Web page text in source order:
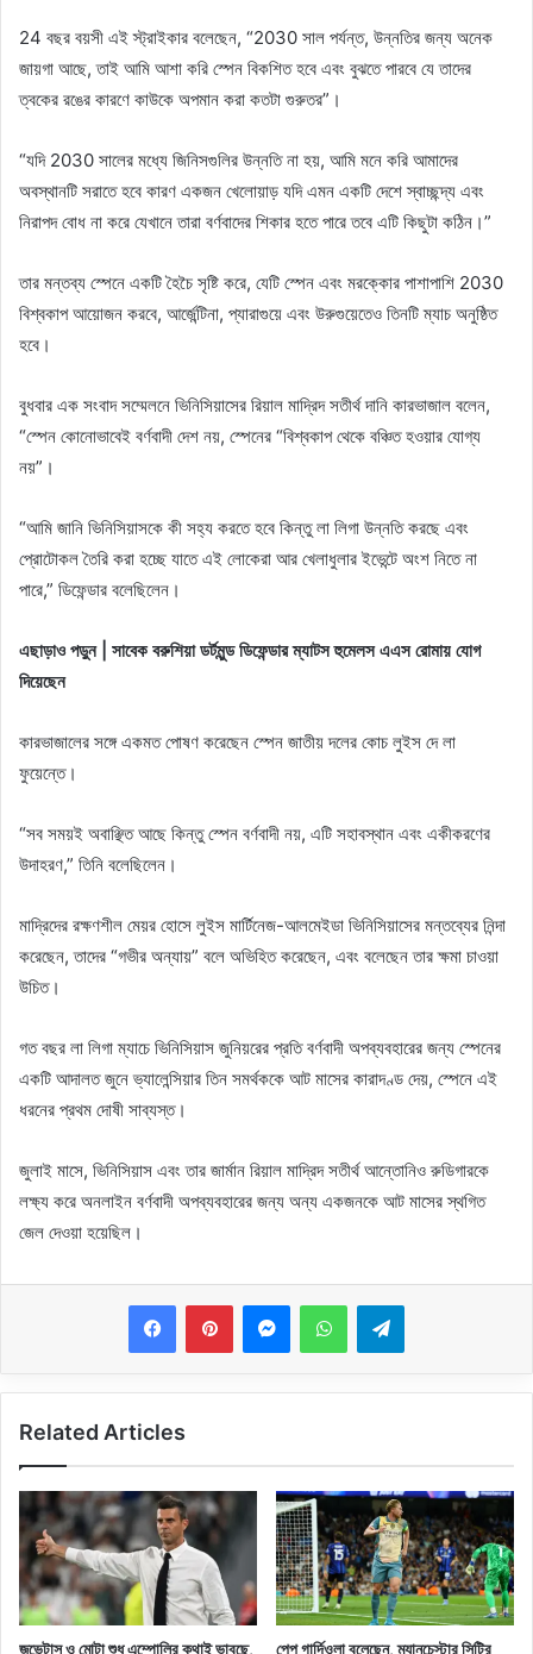
24 বছর বয়সী এই স্ট্রাইকার বলেছেন, “2030 সাল পর্যন্ত, উন্নতির জন্য অনেক
জায়গা আছে, তাই আমি আশা করি স্পেন বিকশিত হবে এবং বুঝতে পারবে যে তাদের
ত্বকের রঙের কারণে কাউকে অপমান করা কতটা গুরুতর”।
“যদি 2030 সালের মধ্যে জিনিসগুলির উন্নতি না হয়, আমি মনে করি আমাদের
অবস্থানটি সরাতে হবে কারণ একজন খেলোয়াড় যদি এমন একটি দেশে স্বাচ্ছন্দ্য এবং
নিরাপদ বোধ না করে যেখানে তারা বর্ণবাদের শিকার হতে পারে তবে এটি কিছুটা কঠিন।”
তার মন্তব্য স্পেনে একটি হৈচৈ সৃষ্টি করে, যেটি স্পেন এবং মরক্কোর পাশাপাশি 2030
বিশ্বকাপ আয়োজন করবে, আর্জেন্টিনা, প্যারাগুয়ে এবং উরুগুয়েতেও তিনটি ম্যাচ অনুষ্ঠিত
হবে।
বুধবার এক সংবাদ সম্মেলনে ভিনিসিয়াসের রিয়াল মাদ্রিদ সতীর্থ দানি কারভাজাল বলেন,
“স্পেন কোনোভাবেই বর্ণবাদী দেশ নয়, স্পেনের “বিশ্বকাপ থেকে বঞ্চিত হওয়ার যোগ্য
নয়”।
“আমি জানি ভিনিসিয়াসকে কী সহ্য করতে হবে কিন্তু লা লিগা উন্নতি করছে এবং
প্রোটোকল তৈরি করা হচ্ছে যাতে এই লোকেরা আর খেলাধুলার ইভেন্টে অংশ নিতে না
পারে,” ডিফেন্ডার বলেছিলেন।
এছাড়াও পড়ুন | সাবেক বরুশিয়া ডর্টমুন্ড ডিফেন্ডার ম্যাটস হুমেলস এএস রোমায় যোগ
দিয়েছেন
কারভাজালের সঙ্গে একমত পোষণ করেছেন স্পেন জাতীয় দলের কোচ লুইস দে লা
ফুয়েন্তে।
“সব সময়ই অবাঞ্ছিত আছে কিন্তু স্পেন বর্ণবাদী নয়, এটি সহাবস্থান এবং একীকরণের
উদাহরণ,” তিনি বলেছিলেন।
মাদ্রিদের রক্ষণশীল মেয়র হোসে লুইস মার্টিনেজ-আলমেইডা ভিনিসিয়াসের মন্তব্যের নিন্দা
করেছেন, তাদের “গভীর অন্যায়” বলে অভিহিত করেছেন, এবং বলেছেন তার ক্ষমা চাওয়া
উচিত।
গত বছর লা লিগা ম্যাচে ভিনিসিয়াস জুনিয়রের প্রতি বর্ণবাদী অপব্যবহারের জন্য স্পেনের
একটি আদালত জুনে ভ্যালেন্সিয়ার তিন সমর্থককে আট মাসের কারাদণ্ড দেয়, স্পেনে এই
ধরনের প্রথম দোষী সাব্যস্ত।
জুলাই মাসে, ভিনিসিয়াস এবং তার জার্মান রিয়াল মাদ্রিদ সতীর্থ আন্তোনিও রুডিগারকে
লক্ষ্য করে অনলাইন বর্ণবাদী অপব্যবহারের জন্য অন্য একজনকে আট মাসের স্থগিত
জেল দেওয়া হয়েছিল।
MessengerWhatsAppTelegram
Related Articles
জুভেন্টাস ও মোটা শুধু এম্পোলির কথাই ভাবছে, পেপ গার্দিওলা বলেছেন, ম্যানচেস্টার সিটির